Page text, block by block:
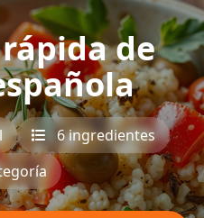
de
6 ingredientes